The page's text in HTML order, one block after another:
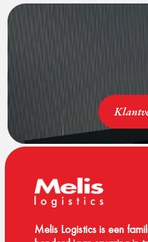
Melis Logistics is een